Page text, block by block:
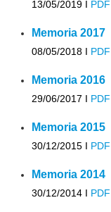
13/05/2019 I PDF
Memoria 2017
08/05/2018 I PDF
Memoria 2016
29/06/2017 I PDF
Memoria 2015
30/12/2015 I PDF
Memoria 2014
30/12/2014 I PDF